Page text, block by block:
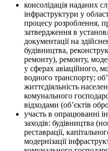
консолідація наданих
інфраструктури у
процесу розроблення,
затвердження в
документації на
будівництва,
ремонту), ремонту,
у сферах авіаційного,
водного транспорту;
життєдіяльність
комунального
відходами (об’єктів
участь в опрацюванні
заходів: будівництва
реставрації,
модернізації